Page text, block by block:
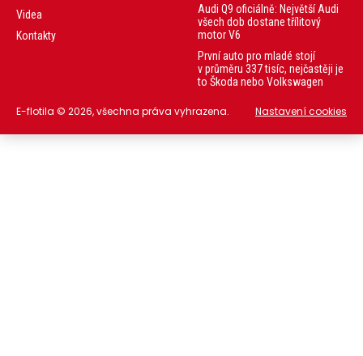
Videa
Kontakty
Audi Q9 oficiálně: Největší Audi
všech dob dostane třílitový
motor V6
První auto pro mladé stojí
v průměru 337 tisíc, nejčastěji je
to Škoda nebo Volkswagen
E-flotila © 2026, všechna práva vyhrazena. Nastavení cookies